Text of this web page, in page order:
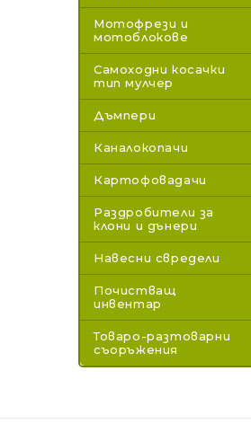
Мотофрези и
мотоблокове
Самоходни косачки
тип мулчер
Дъмпери
Каналокопачи
Картофовадачи
Раздробители за
клони и дънери
Навесни свредели
Почистващ
инвентар
Товаро-разтоварни
съоръжения